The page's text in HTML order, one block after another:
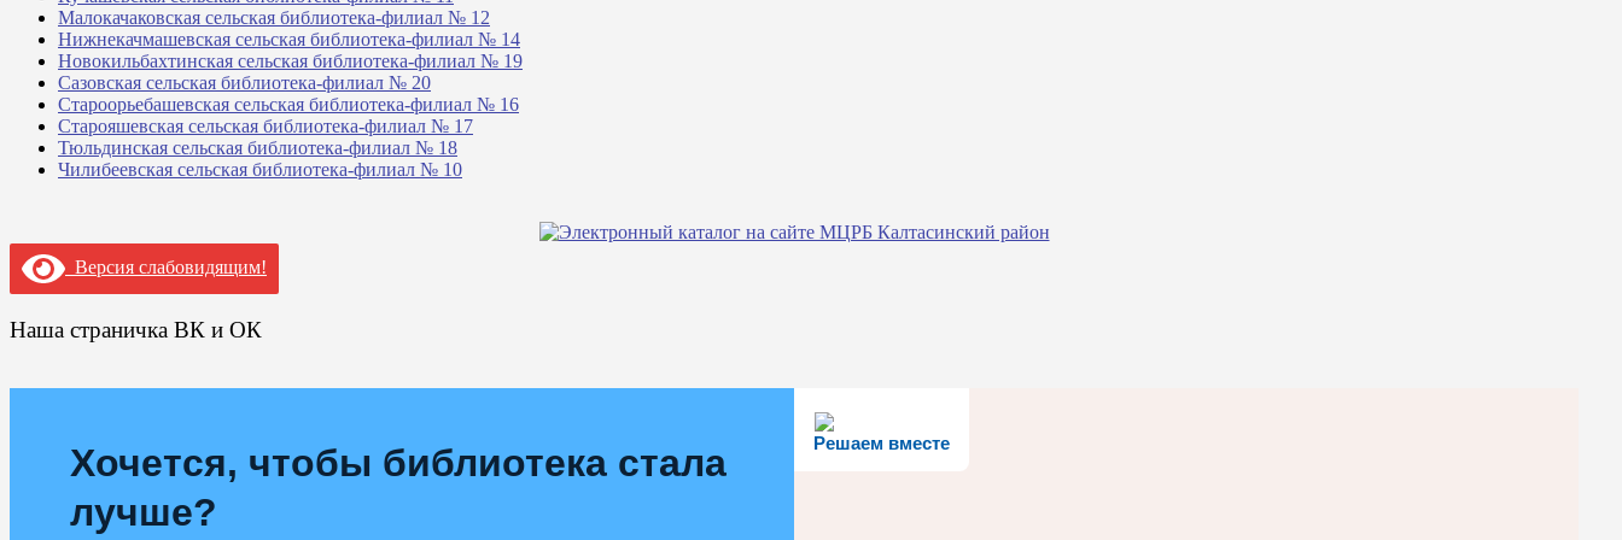
Малокачаковская сельская библиотека-филиал № 12
Нижнекачмашевская сельская библиотека-филиал № 14
Новокильбахтинская сельская библиотека-филиал № 19
Сазовская сельская библиотека-филиал № 20
Староорьебашевская сельская библиотека-филиал № 16
Старояшевская сельская библиотека-филиал № 17
Тюльдинская сельская библиотека-филиал № 18
Чилибеевская сельская библиотека-филиал № 10
Версия слабовидящим!
Наша страничка ВК и ОК
Решаем вместе
Хочется, чтобы библиотека стала
лучше?